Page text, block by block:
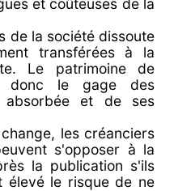
et coûteuses de la
de la société dissoute
transférées à la
Le patrimoine de
donc le gage des
et de ses
les créanciers
s'opposer à la
la publication s'ils
élevé le risque de ne